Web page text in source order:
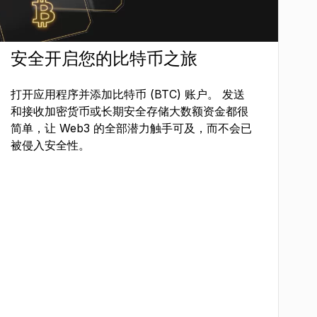
安全开启您的比特币之旅
打开应用程序并添加比特币 (BTC) 账户。 发送
和接收加密货币或长期安全存储大数额资金都很
简单，让 Web3 的全部潜力触手可及，而不会已
被侵入安全性。